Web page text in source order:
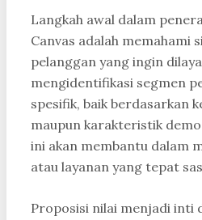
Langkah awal dalam
Canvas adalah memahami
pelanggan yang ingin
mengidentifikasi segmen
spesifik, baik berdasarkan
maupun karakteristik
ini akan membantu dalam
atau layanan yang tepat
Proposisi nilai menjadi inti